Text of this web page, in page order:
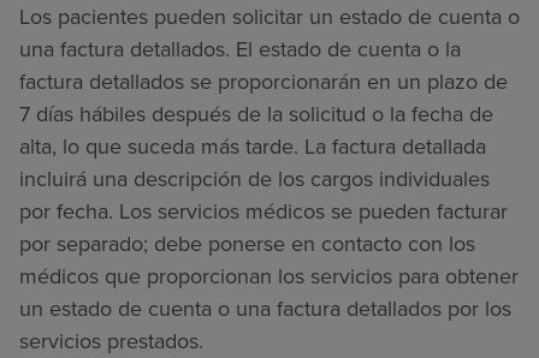
Los pacientes pueden solicitar un estado de cuenta o
una factura detallados. El estado de cuenta o la
factura detallados se proporcionarán en un plazo de
7 días hábiles después de la solicitud o la fecha de
alta, lo que suceda más tarde. La factura detallada
incluirá una descripción de los cargos individuales
por fecha. Los servicios médicos se pueden facturar
por separado; debe ponerse en contacto con los
médicos que proporcionan los servicios para obtener
un estado de cuenta o una factura detallados por los
servicios prestados.